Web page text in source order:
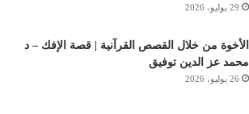
29 يوليو، 2026
الأخوة من خلال القصص القرآنية | قصة الإفك – د
محمد عز الدين توفيق
26 يوليو، 2026